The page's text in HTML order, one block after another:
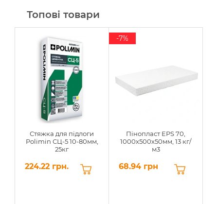
Топові товари
Стяжка для підлоги
Polimin СЦ-5 10-80мм,
25кг
224.22 грн.
Пінопласт EPS 70,
1000х500х50мм, 13 кг/
м3
68.94 грн
-7%